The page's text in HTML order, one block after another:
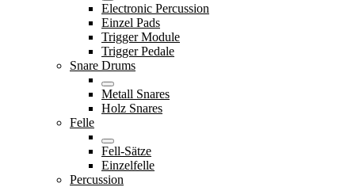
Electronic Percussion
Einzel Pads
Trigger Module
Trigger Pedale
Snare Drums
Metall Snares
Holz Snares
Felle
Fell-Sätze
Einzelfelle
Percussion